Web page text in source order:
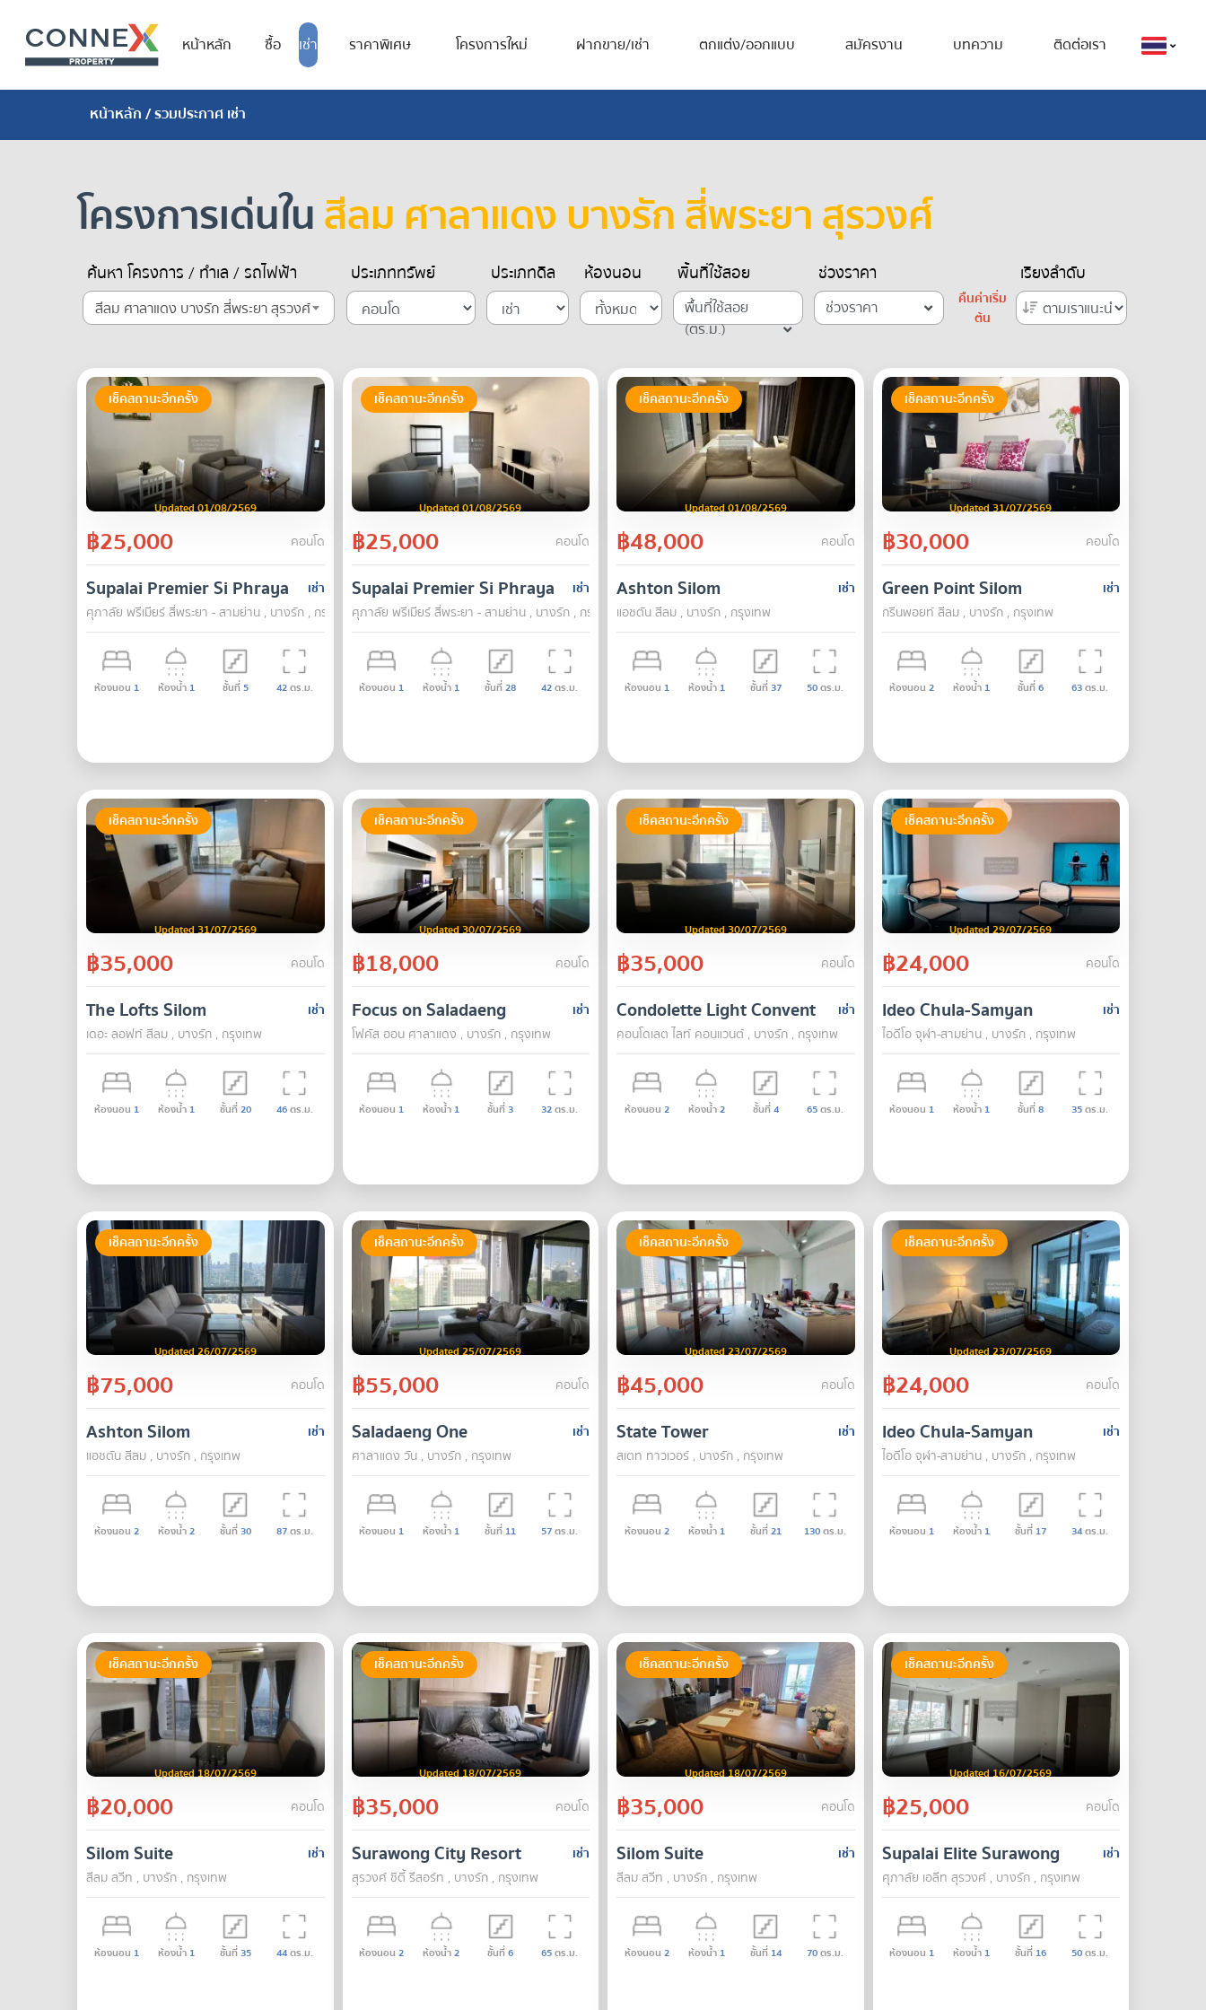
หน้าหลัก ซื้อ เช่า ราคาพิเศษ โครงการใหม่ ฝากขาย/เช่า ตกแต่ง/ออกแบบ สมัครงาน บทความ ติดต่อเรา
หน้าหลัก/ รวมประกาศ เช่า
โครงการเด่นในสีลม ศาลาแดง บางรัก สี่พระยา สุรวงศ์
ค้นหา โครงการ / ทำเล / รถไฟฟ้า
สีลม ศาลาแดง บางรัก สี่พระยา สุรวงศ์
ประเภททรัพย์ ประเภทดีล ห้องนอน พื้นที่ใช้สอย
พื้นที่ใช้สอย
(ตร.ม.)
ช่วงราคา
ช่วงราคา
คืนค่าเริ่ม
ต้น
เรียงลำดับ
เช็คสถานะอีกครั้ง
Updated 01/08/2569
฿25,000 คอนโด
เช่า
Supalai Premier Si Phraya - Samyan
ศุภาลัย พรีเมียร์ สี่พระยา - สามย่าน , บางรัก , กรุงเทพ
ห้องนอน 1 ห้องน้ำ 1 ชั้นที่5 42ตร.ม.
เช็คสถานะอีกครั้ง
Updated 01/08/2569
฿25,000 คอนโด
เช่า
Supalai Premier Si Phraya - Samyan
ศุภาลัย พรีเมียร์ สี่พระยา - สามย่าน , บางรัก , กรุงเทพ
ห้องนอน 1 ห้องน้ำ 1 ชั้นที่28 42ตร.ม.
เช็คสถานะอีกครั้ง
Updated 01/08/2569
฿48,000 คอนโด
เช่า
Ashton Silom
แอชตัน สีลม , บางรัก , กรุงเทพ
ห้องนอน 1 ห้องน้ำ 1 ชั้นที่37 50ตร.ม.
เช็คสถานะอีกครั้ง
Updated 31/07/2569
฿30,000 คอนโด
เช่า
Green Point Silom
กรีนพอยท์ สีลม , บางรัก , กรุงเทพ
ห้องนอน 2 ห้องน้ำ 1 ชั้นที่6 63ตร.ม.
เช็คสถานะอีกครั้ง
Updated 31/07/2569
฿35,000 คอนโด
เช่า
The Lofts Silom
เดอะ ลอฟท์ สีลม , บางรัก , กรุงเทพ
ห้องนอน 1 ห้องน้ำ 1 ชั้นที่20 46ตร.ม.
เช็คสถานะอีกครั้ง
Updated 30/07/2569
฿18,000 คอนโด
เช่า
Focus on Saladaeng
โฟคัส ออน ศาลาแดง , บางรัก , กรุงเทพ
ห้องนอน 1 ห้องน้ำ 1 ชั้นที่3 32ตร.ม.
เช็คสถานะอีกครั้ง
Updated 30/07/2569
฿35,000 คอนโด
เช่า
Condolette Light Convent
คอนโดเลต ไลท์ คอนแวนต์ , บางรัก , กรุงเทพ
ห้องนอน 2 ห้องน้ำ2 ชั้นที่4 65ตร.ม.
เช็คสถานะอีกครั้ง
Updated 29/07/2569
฿24,000 คอนโด
เช่า
Ideo Chula-Samyan
ไอดีโอ จุฬา-สามย่าน , บางรัก , กรุงเทพ
ห้องนอน 1 ห้องน้ำ 1 ชั้นที่8 35ตร.ม.
เช็คสถานะอีกครั้ง
Updated 26/07/2569
฿75,000 คอนโด
เช่า
Ashton Silom
แอชตัน สีลม , บางรัก , กรุงเทพ
ห้องนอน 2 ห้องน้ำ2 ชั้นที่30 87ตร.ม.
เช็คสถานะอีกครั้ง
Updated 25/07/2569
฿55,000 คอนโด
เช่า
Saladaeng One
ศาลาแดง วัน , บางรัก , กรุงเทพ
ห้องนอน 1 ห้องน้ำ 1 ชั้นที่ 11 57ตร.ม.
เช็คสถานะอีกครั้ง
Updated 23/07/2569
฿45,000 คอนโด
เช่า
State Tower
สเตท ทาวเวอร์ , บางรัก , กรุงเทพ
ห้องนอน 2 ห้องน้ำ 1 ชั้นที่21 130ตร.ม.
เช็คสถานะอีกครั้ง
Updated 23/07/2569
฿24,000 คอนโด
เช่า
Ideo Chula-Samyan
ไอดีโอ จุฬา-สามย่าน , บางรัก , กรุงเทพ
ห้องนอน 1 ห้องน้ำ 1 ชั้นที่ 17 34ตร.ม.
เช็คสถานะอีกครั้ง
Updated 18/07/2569
฿20,000 คอนโด
เช่า
Silom Suite
สีลม สวีท , บางรัก , กรุงเทพ
ห้องนอน 1 ห้องน้ำ 1 ชั้นที่35 44ตร.ม.
เช็คสถานะอีกครั้ง
Updated 18/07/2569
฿35,000 คอนโด
เช่า
Surawong City Resort
สุรวงศ์ ซิตี้ รีสอร์ท , บางรัก , กรุงเทพ
ห้องนอน 2 ห้องน้ำ2 ชั้นที่6 65ตร.ม.
เช็คสถานะอีกครั้ง
Updated 18/07/2569
฿35,000 คอนโด
เช่า
Silom Suite
สีลม สวีท , บางรัก , กรุงเทพ
ห้องนอน 2 ห้องน้ำ 1 ชั้นที่ 14 70ตร.ม.
เช็คสถานะอีกครั้ง
Updated 16/07/2569
฿25,000 คอนโด
เช่า
Supalai Elite Surawong
ศุภาลัย เอลีท สุรวงศ์ , บางรัก , กรุงเทพ
ห้องนอน 1 ห้องน้ำ 1 ชั้นที่ 16 50ตร.ม.